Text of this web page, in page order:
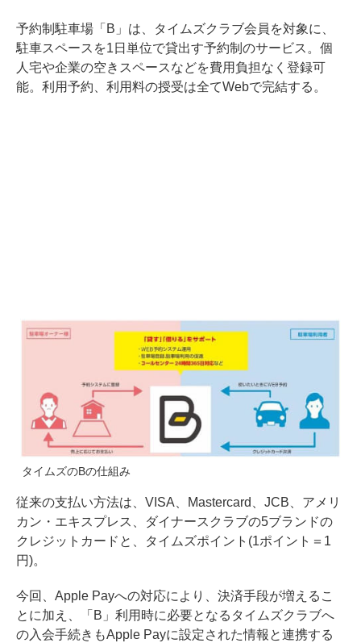
予約制駐車場「B」は、タイムズクラブ会員を対象に、
駐車スペースを1日単位で貸出す予約制のサービス。個
人宅や企業の空きスペースなどを費用負担なく登録可
能。利用予約、利用料の授受は全てWebで完結する。
タイムズのBの仕組み
従来の支払い方法は、VISA、Mastercard、JCB、アメリ
カン・エキスプレス、ダイナースクラブの5ブランドの
クレジットカードと、タイムズポイント(1ポイント＝1
円)。
今回、Apple Payへの対応により、決済手段が増えるこ
とに加え、「B」利用時に必要となるタイムズクラブへ
の入会手続きもApple Payに設定された情報と連携する